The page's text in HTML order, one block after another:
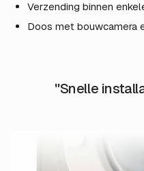
Verzending binnen
Doos met bouwcamera
"Snelle